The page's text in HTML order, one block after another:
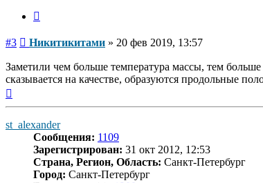
#3 Сообщение
Никитикитами » 20 фев 2019, 13:57
Заметили чем больше температура массы, тем
сказывается на качестве, образуются продольные
st_alexander
Сообщения: 1109
Зарегистрирован: 31 окт 2012, 12:53
Страна, Регион, Область: Санкт-Петербург
Город: Санкт-Петербург